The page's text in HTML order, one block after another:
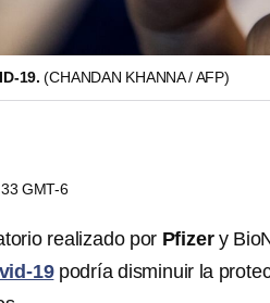
19.(CHANDAN KHANNA / AFP)
GMT-6
realizado por Pfizer y
19podría disminuir la